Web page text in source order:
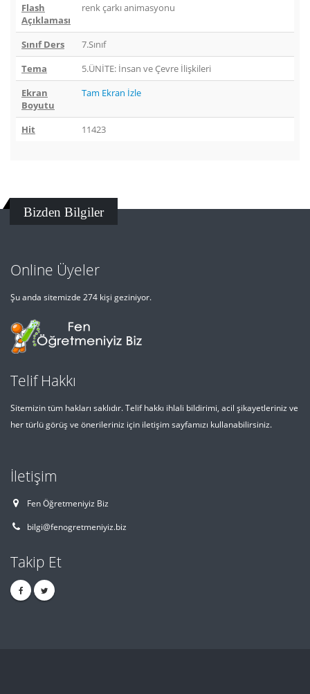
Flash
Açıklaması
renk çarkı animasyonu
Sınıf Ders
7.Sınıf
Tema
5.ÜNİTE: İnsan ve Çevre İlişkileri
Ekran
Boyutu
Tam Ekran İzle
Hit 11423
Bizden Bilgiler
Online Üyeler
Şu anda sitemizde 274 kişi geziniyor.
Telif Hakkı
Sitemizin tüm hakları saklıdır. Telif hakkı ihlali bildirimi, acil şikayetleriniz ve
her türlü görüş ve önerileriniz için iletişim sayfamızı kullanabilirsiniz.
İletişim
Fen Öğretmeniyiz Biz
bilgi@fenogretmeniyiz.biz
Takip Et